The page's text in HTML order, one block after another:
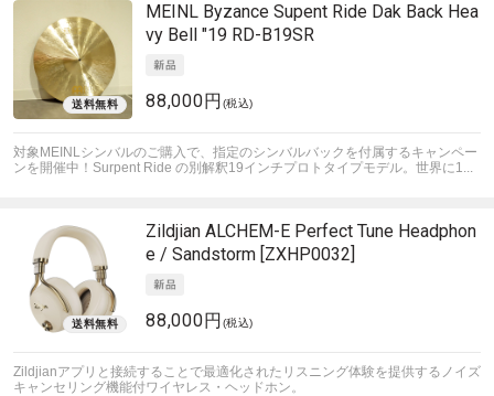
MEINL Byzance Supent Ride Dak Back Hea
vy Bell "19 RD-B19SR
88,000円 (税込)
対象MEINLシンバルのご購入で、指定のシンバルバックを付属するキャンペー
ンを開催中！ Surpent Ride の別解釈19インチプロトタイプモデル。世界に1...
Zildjian ALCHEM-E Perfect Tune Headphon
e / Sandstorm [ZXHP0032]
88,000円 (税込)
Zildjianアプリと接続することで最適化されたリスニング体験を提供するノイズ
キャンセリング機能付ワイヤレス・ヘッドホン。